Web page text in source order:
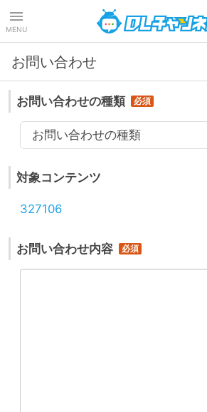
MENU
お問い合わせ
お問い合わせの種類
お問い合わせの種類
対象コンテンツ
327106
お問い合わせ内容